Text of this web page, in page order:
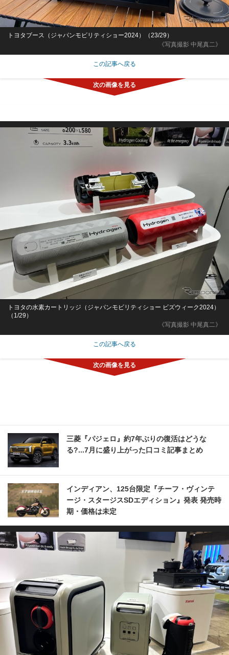
《写真撮影 中尾真二》
トヨタブース（ジャパンモビリティショー2024）（23/29）
この記事へ戻る
《写真撮影 中尾真二》
トヨタの水素カートリッジ（ジャパンモビリティショー ビズウィーク2024）
（1/29）
この記事へ戻る
三菱『パジェロ』約7年ぶりの復活はどうな
る?...7月に盛り上がった口コミ記事まとめ
インディアン、125台限定『チーフ・ヴィンテ
ージ・スタージスSDエディション』発表 発売時
期・価格は未定